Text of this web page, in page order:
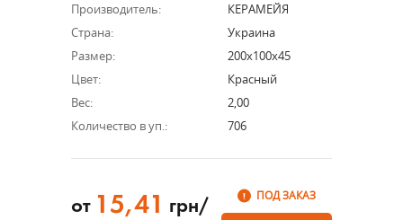
Производитель:
КЕРАМЕЙЯ
Страна:
Украина
Размер:
200х100х45
Цвет:
Красный
Вес:
2,00
Количество в уп.:
706
от 15,41 грн/
ПОД ЗАКАЗ